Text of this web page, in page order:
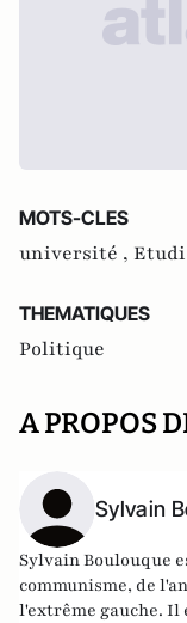
MOTS-CLES
université ,
THEMATIQUES
Politique
A PROPOS
Sylvain
Sylvain Boulouque
communisme, de
l'extrême gauche. Il